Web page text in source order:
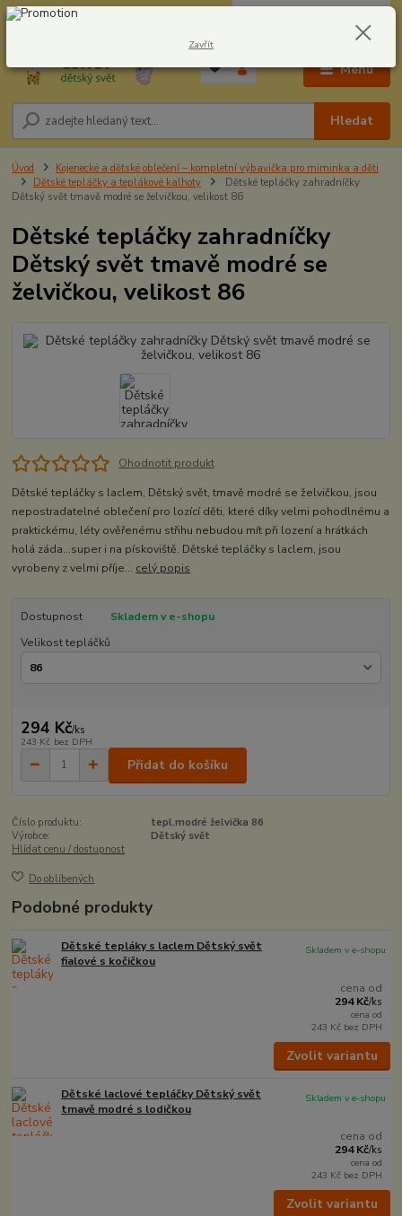
Menu
Hledat
604278943 0,00 Kč
Úvod
Kojenecké a dětské oblečení – kompletní výbavička pro miminka a děti
Dětské tepláčky a teplákové kalhoty
Dětské tepláčky zahradníčky
Dětský svět tmavě modré se želvičkou, velikost 86
Dětské tepláčky zahradníčky
Dětský svět tmavě modré se
želvičkou, velikost 86
Ohodnotit produkt
Dětské tepláčky s laclem, Dětský svět, tmavě modré se želvičkou, jsou
nepostradatelné oblečení pro lozící děti, které díky velmi pohodlnému a
praktickému, léty ověřenému střihu nebudou mít při lození a hrátkách
holá záda...super i na pískoviště. Dětské tepláčky s laclem, jsou
vyrobeny z velmi příje... celý popis
Dostupnost
Skladem v e-shopu
Velikost tepláčků
294 Kč/ks
243 Kč bez DPH
Přidat do košíku
Číslo produktu:
tepl.modré želvička 86
Výrobce:
Dětský svět
Hlídat cenu / dostupnost
Do oblíbených
Podobné produkty
Dětské tepláky s laclem Dětský svět
fialové s kočičkou
cena od
294 Kč/ks
cena od
243 Kč bez DPH
Skladem v e-shopu
Zvolit variantu
Dětské laclové tepláčky Dětský svět
tmavě modré s lodičkou
cena od
294 Kč/ks
cena od
243 Kč bez DPH
Skladem v e-shopu
Zvolit variantu
Zavřít